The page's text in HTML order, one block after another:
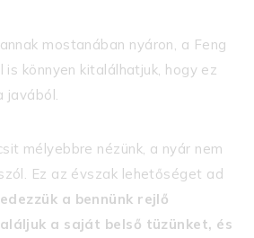
mostanában nyáron, a Feng
is könnyen kitalálhatjuk, hogy ez
javából.
mélyebbre nézünk, a nyár nem
Ez az évszak lehetőséget ad
a bennünk rejlő
a saját belső tüzünket, és